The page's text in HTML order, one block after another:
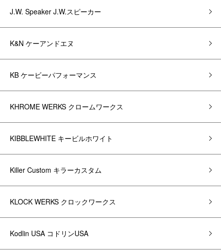
J.W. Speaker J.W.スピーカー
K&N ケーアンドエヌ
KB ケービーパフォーマンス
KHROME WERKS クロームワークス
KIBBLEWHITE キービルホワイト
Killer Custom キラーカスタム
KLOCK WERKS クロックワークス
Kodlin USA コドリンUSA